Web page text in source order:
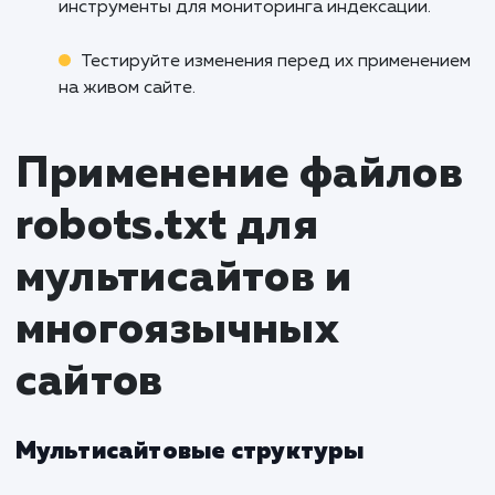
какие страницы посещались
корректно.
Частые ошибки и
их избежать
Примеры распространенных
проблем с файлом robots.txt
Слишком широкая блокировка
негативно сказаться на видимости сайта.